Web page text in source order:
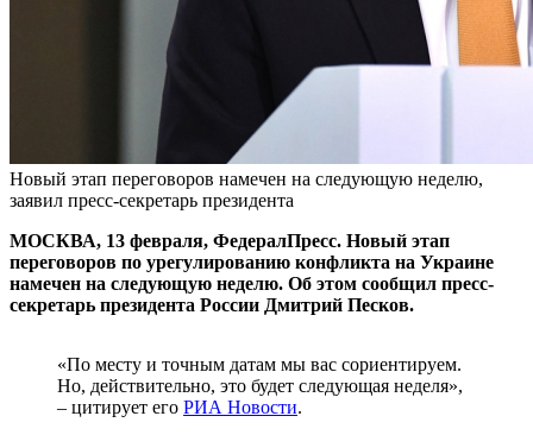
Новый этап переговоров намечен на следующую неделю,
заявил пресс-секретарь президента
МОСКВА, 13 февраля, ФедералПресс. Новый этап
переговоров по урегулированию конфликта на Украине
намечен на следующую неделю. Об этом сообщил пресс-
секретарь президента России Дмитрий Песков.
«По месту и точным датам мы вас сориентируем.
Но, действительно, это будет следующая неделя»,
– цитирует его РИА Новости.